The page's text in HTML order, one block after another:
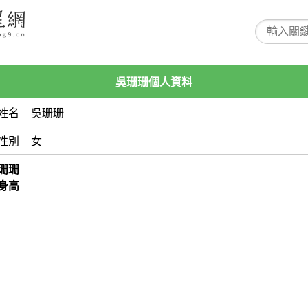
吳珊珊個人資料
名 吳珊珊
別 女
珊
高